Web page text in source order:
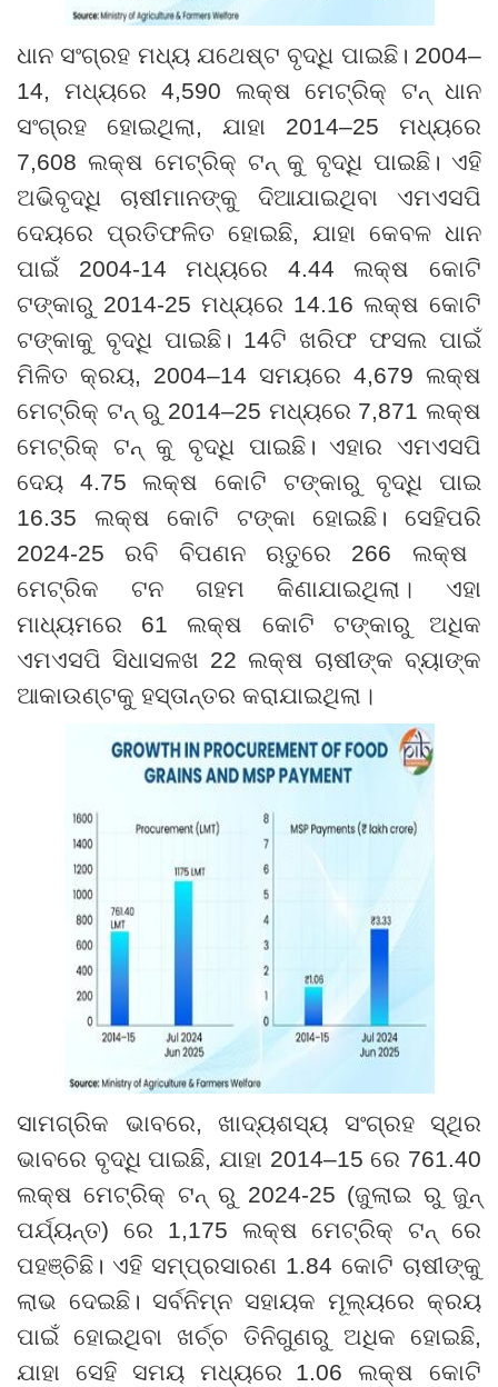
ଧାନ ସଂଗ୍ରହ ମଧ୍ୟ ଯଥେଷ୍ଟ ବୃଦ୍ଧି ପାଇଛି। 2004–
14, ମଧ୍ୟରେ 4,590 ଲକ୍ଷ ମେଟ୍ରିକ୍ ଟନ୍ ଧାନ
ସଂଗ୍ରହ ହୋଇଥିଲା, ଯାହା 2014–25 ମଧ୍ୟରେ
7,608 ଲକ୍ଷ ମେଟ୍ରିକ୍ ଟନ୍ କୁ ବୃଦ୍ଧିପାଇଛି। ଏହି
ଅଭିବୃଦ୍ଧି ଚାଷୀମାନଙ୍କୁ ଦିଆଯାଇଥିବା ଏମଏସପି
ଦେୟରେ ପ୍ରତିଫଳିତ ହୋଇଛି, ଯାହା କେବଳ ଧାନ
ପାଇଁ 2004-14ମଧ୍ୟରେ 4.44ଲକ୍ଷ କୋଟି
ଟଙ୍କାରୁ 2014-25 ମଧ୍ୟରେ 14.16 ଲକ୍ଷ କୋଟି
ଟଙ୍କାକୁ ବୃଦ୍ଧି ପାଇଛି। 14ଟି ଖରିଫ ଫସଲ ପାଇଁ
ମିଳିତ କ୍ରୟ, 2004–14 ସମୟରେ 4,679 ଲକ୍ଷ
ମେଟ୍ରିକ୍ ଟନ୍ ରୁ 2014–25 ମଧ୍ୟରେ 7,871 ଲକ୍ଷ
ମେଟ୍ରିକ୍ ଟନ୍ କୁ ବୃଦ୍ଧି ପାଇଛି। ଏହାର ଏମଏସପି
ଦେୟ 4.75 ଲକ୍ଷ କୋଟି ଟଙ୍କାରୁ ବୃଦ୍ଧି ପାଇ
16.35 ​​ଲକ୍ଷ କୋଟି ଟଙ୍କା ହୋଇଛି। ସେହିପରି
2024-25 ରବି ବିପଣନ ଋତୁରେ 266 ଲକ୍ଷ
ମେଟ୍ରିକ ଟନ ଗହମ କିଣାଯାଇଥିଲା ।
ଏହା
ମାଧ୍ୟମରେ 61ଲକ୍ଷ କୋଟି ଟଙ୍କାରୁ ଅଧିକ
ଏମଏସପି ସିଧାସଳଖ 22 ଲକ୍ଷ ଚାଷୀଙ୍କ ବ୍ୟାଙ୍କ
ଆକାଉଣ୍ଟକୁ ହସ୍ତାନ୍ତର କରାଯାଇଥିଲା ।
ସାମଗ୍ରିକ ଭାବରେ, ଖାଦ୍ୟଶସ୍ୟ ସଂଗ୍ରହ ସ୍ଥିର
ଭାବରେ ବୃଦ୍ଧି ପାଇଛି,ଯାହା 2014–15 ରେ 761.40
ଲକ୍ଷ ମେଟ୍ରିକ୍ ଟନ୍ ରୁ 2024-25 (ଜୁଲାଇ ରୁ ଜୁନ୍
ପର୍ଯ୍ୟନ୍ତ) ରେ 1,175 ଲକ୍ଷ ମେଟ୍ରିକ୍ ଟନ୍ ରେ
ପହଞ୍ଚିଛି। ଏହି ସମ୍ପ୍ରସାରଣ 1.84 କୋଟି ଚାଷୀଙ୍କୁ
ଲାଭ ଦେଇଛି। ସର୍ବନିମ୍ନ ସହାୟକ ମୂଲ୍ୟରେ କ୍ରୟ
ପାଇଁ ହୋଇଥିବା ଖର୍ଚ୍ଚ ତିନିଗୁଣରୁ ଅଧିକ ହୋଇଛି,
ଯାହା ସେହି ସମୟ ମଧ୍ୟରେ 1.06 ଲକ୍ଷ କୋଟି